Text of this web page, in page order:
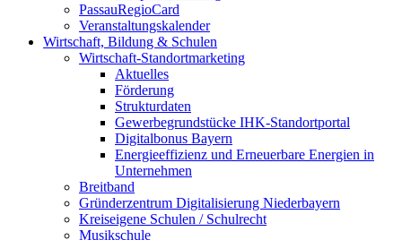
PassauRegioCard
Veranstaltungskalender
Wirtschaft, Bildung & Schulen
Wirtschaft-Standortmarketing
Aktuelles
Förderung
Strukturdaten
Gewerbegrundstücke IHK-Standortportal
Digitalbonus Bayern
Energieeffizienz und Erneuerbare Energien in
Unternehmen
Breitband
Gründerzentrum Digitalisierung Niederbayern
Kreiseigene Schulen / Schulrecht
Musikschule